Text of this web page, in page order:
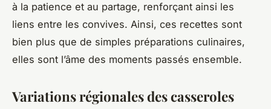
à la patience et au partage, renforçant ainsi les
liens entre les convives. Ainsi, ces recettes sont
bien plus que de simples préparations culinaires,
elles sont l’âme des moments passés ensemble.
Variations régionales des casseroles